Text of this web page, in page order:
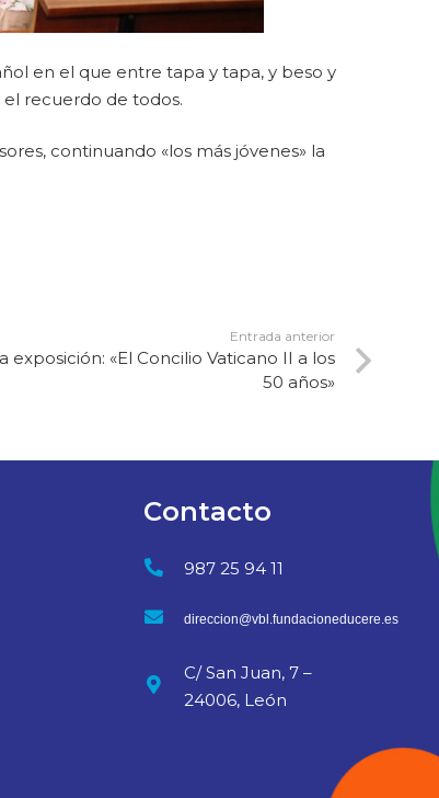
en el que entre tapa y tapa, y beso y
recuerdo de todos.
continuando «los más jóvenes» la
Entrada anterior
exposición: «El Concilio Vaticano II a los
50 años»
Contacto
987 25 94 11
direccion@vbl.fundacioneducere.es
C/ San Juan, 7 –
24006, León